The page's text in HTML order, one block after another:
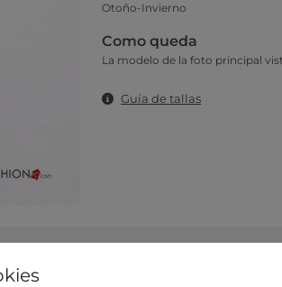
Otoño-Invierno
Como queda
La modelo de la foto principal
Guía de tallas